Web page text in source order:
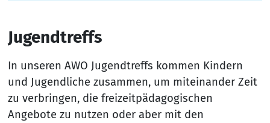
Jugendtreffs
In unseren AWO Jugendtreffs kommen Kindern
und Jugendliche zusammen, um miteinander Zeit
zu verbringen, die freizeitpädagogischen
Angebote zu nutzen oder aber mit den